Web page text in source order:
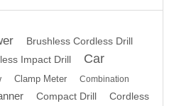
Brushless Cordless Drill
Impact Drill
Car
Clamp Meter
Combination
Compact Drill Cordless